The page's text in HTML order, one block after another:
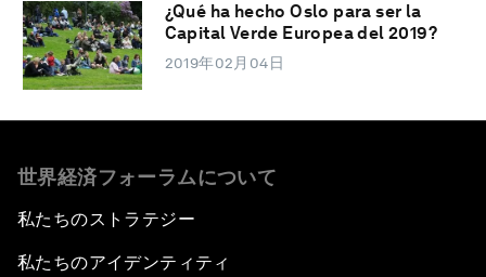
¿Qué ha hecho Oslo para ser la
Capital Verde Europea del 2019?
2019年02月04日
世界経済フォーラムについて
私たちのストラテジー
私たちのアイデンティティ